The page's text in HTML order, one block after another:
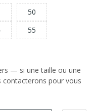
50
55
— si une taille ou une
contacterons pour vous